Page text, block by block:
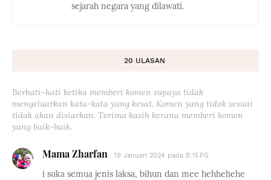
sejarah negara yang dilawati.
20 ULASAN
Berhati-hati ketika memberi komen supaya tidak
mengeluarkan kata-kata yang kesat. Komen yang tidak sesuai
tidak akan disiarkan. Terima kasih kerana memberi komen
yang baik-baik.
Mama Zharfan 19 Januari 2024 pada 8:15 PG
i suka semua jenis laksa, bihun dan mee hehhehehe